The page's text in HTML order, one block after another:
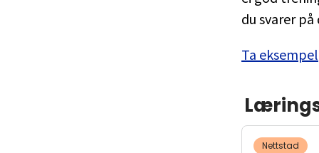
du svarer
Ta
Nettstad